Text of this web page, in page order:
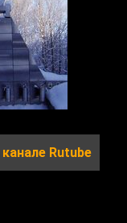
канале Rutube